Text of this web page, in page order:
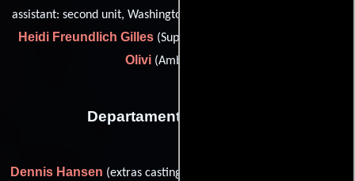
assistant: second unit, Washington, D.C. (as Kate Adair-Cowart)),
Heidi Freundlich Gilles (Supervisor de vestuario) y
Olivi (Ambientador)
Departamento de reparto
Dennis Hansen (extras casting: second unit, Washington, D.C.)